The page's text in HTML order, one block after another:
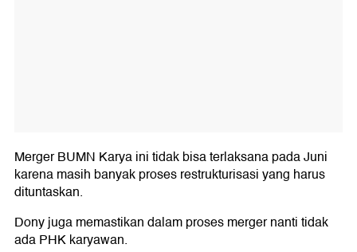
Merger BUMN Karya ini tidak bisa terlaksana pada Juni
karena masih banyak proses restrukturisasi yang harus
dituntaskan.
Dony juga memastikan dalam proses merger nanti tidak
ada PHK karyawan.